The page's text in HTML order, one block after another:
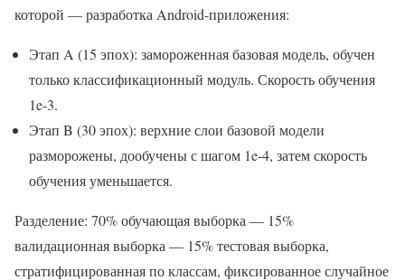
которой — разработка Android-приложения:
Этап A (15 эпох): замороженная базовая модель, обучен
только классификационный модуль. Скорость обучения
1e-3.
Этап B (30 эпох): верхние слои базовой модели
разморожены, дообучены с шагом 1e-4, затем скорость
обучения уменьшается.
Разделение: 70% обучающая выборка — 15%
валидационная выборка — 15% тестовая выборка,
стратифицированная по классам, фиксированное случайное